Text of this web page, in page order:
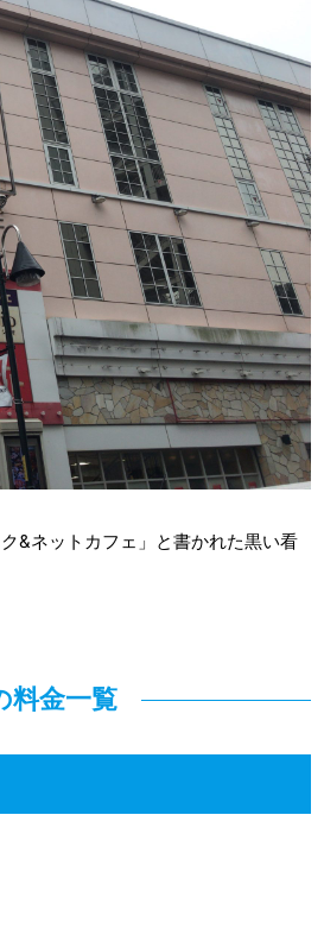
&ネットカフェ」と書かれた黒い看
料金一覧